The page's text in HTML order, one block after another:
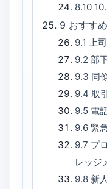
8.10
9 おすす
9.1 上
9.2 部
9.3 同
9.4 取
9.5 電
9.6 緊
9.7 プ
レッジ
9.8 新